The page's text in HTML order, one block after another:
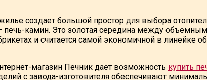
создает большой простор для выбора
печь-камин. Это золотая середина между
и считается самой экономичной в линейке
магазин Печник дает возможность купить
с завода-изготовителя обеспечивают